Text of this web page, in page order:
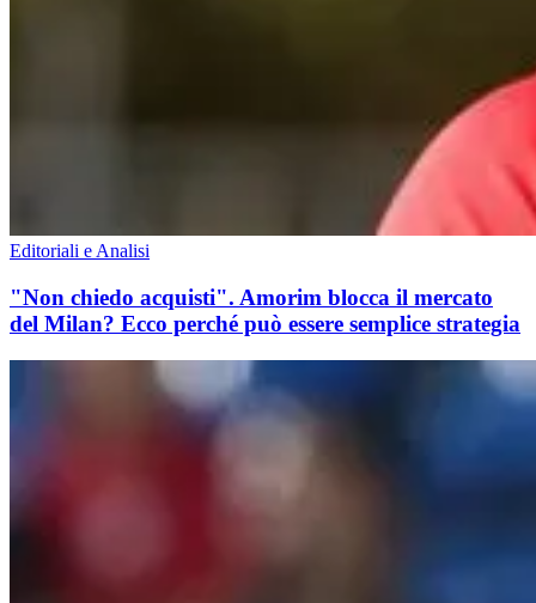
Editoriali e Analisi
"Non chiedo acquisti". Amorim blocca il mercato
del Milan? Ecco perché può essere semplice strategia